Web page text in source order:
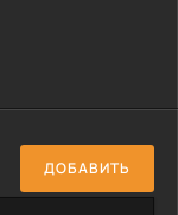
ДОБАВИТЬ